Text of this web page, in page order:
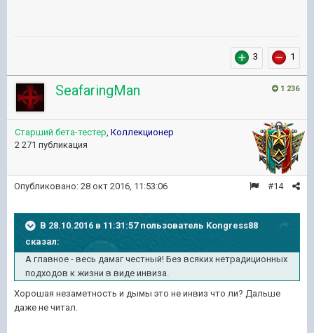
3 1
1 236
SeafaringMan
Старший бета-тестер Коллекционер
2 271 публикация
#14
Опубликовано: 28 окт 2016, 11:53:06
В 28.10.2016 в 11:31:57 пользователь Kongress88
сказал:
А главное - весь дамаг честный! Без всяких нетрадиционных
подходов к жизни в виде инвиза.
Хорошая незаметность и дымы это не инвиз что ли? Дальше
даже не читал.